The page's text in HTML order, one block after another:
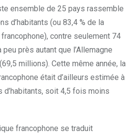
ensemble de 25 pays rassemble
d’habitants (ou 83,4 % de la
contre seulement 74
près autant que l’Allemagne
millions). Cette même année, la
était d’ailleurs estimée à
soit 4,5 fois moins
francophone se traduit